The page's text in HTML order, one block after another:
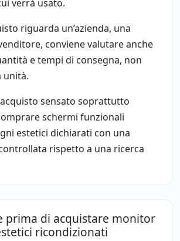
verrà usato.
riguarda un’azienda, una
conviene valutare anche
e tempi di consegna, non
unità.
sensato soprattutto
schermi funzionali
estetici dichiarati con una
rispetto a una ricerca
prima di acquistare monitor
ricondizionati